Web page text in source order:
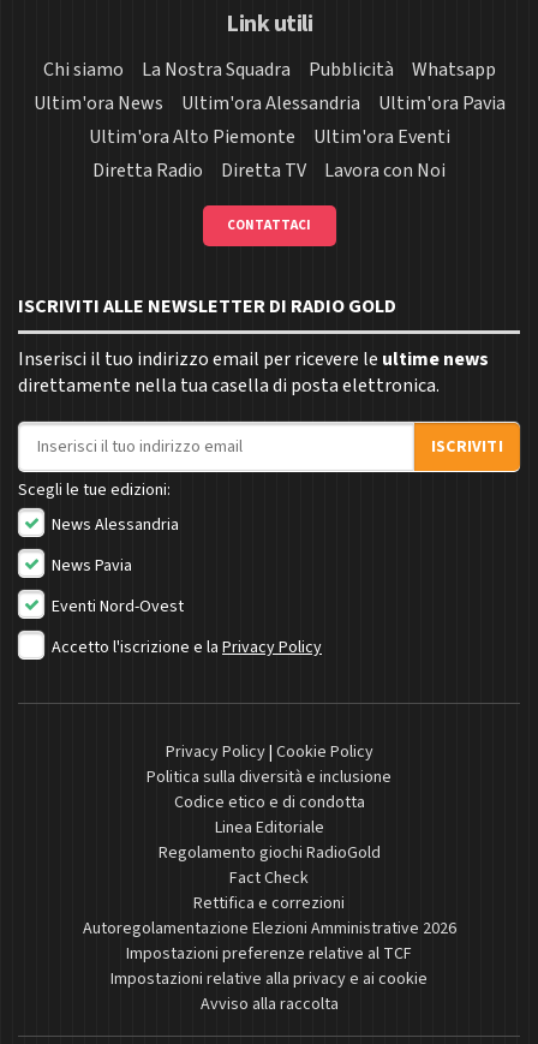
Link utili
Chi siamo La Nostra Squadra Pubblicità
Whatsapp
Ultim'ora News
Ultim'ora Alessandria
Ultim'ora Pavia
Ultim'ora Alto Piemonte
Ultim'ora Eventi
Diretta Radio
Diretta TV Lavora con Noi
CONTATTACI
ISCRIVITI ALLE NEWSLETTER DI RADIO GOLD
Inserisci il tuo indirizzo email per ricevere le ultime news
direttamente nella tua casella di posta elettronica.
Indirizzo email
ISCRIVITI
Scegli le tue edizioni:
News Alessandria
News Pavia
Eventi Nord-Ovest
Accetto l'iscrizione e la Privacy Policy
Privacy Policy| Cookie Policy
Politica sulla diversità e inclusione
Codice etico e di condotta
Linea Editoriale
Regolamento giochi RadioGold
Fact Check
Rettifica e correzioni
Autoregolamentazione Elezioni Amministrative 2026
Impostazioni preferenze relative al TCF
Impostazioni relative alla privacy e ai cookie
Avviso alla raccolta